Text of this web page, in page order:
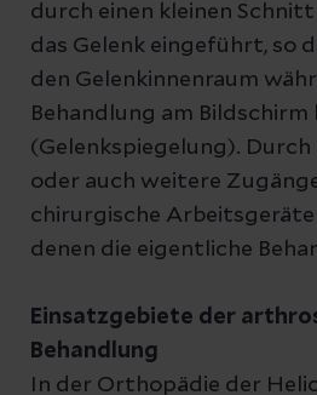
durch einen kleinen
das Gelenk eingeführt, so
den Gelenkinnenraum
Behandlung am
(Gelenkspiegelung). Durch
oder auch weitere
chirurgische
denen die eigentliche
Einsatzgebiete der
Behandlung
In der Orthopädie der